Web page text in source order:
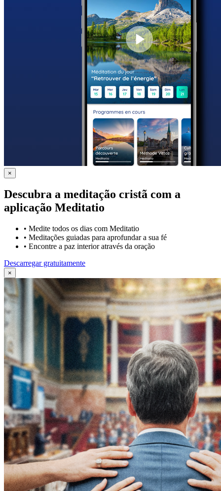
×
Descubra a meditação cristã com a
aplicação Meditatio
• Medite todos os dias com Meditatio
• Meditações guiadas para aprofundar a sua fé
• Encontre a paz interior através da oração
Descarregar gratuitamente
×